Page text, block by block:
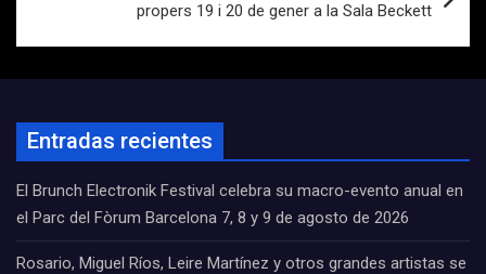
propers 19 i 20 de gener a la Sala Beckett
Entradas recientes
El Brunch Electronik Festival celebra su macro-evento anual en
el Parc del Fòrum Barcelona 7, 8 y 9 de agosto de 2026
Rosario, Miguel Ríos, Leire Martínez y otros grandes artistas se